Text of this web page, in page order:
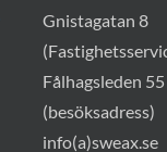
Gnistagatan 8
Fålhagsleden 55
(besöksadress)
info(a)sweax.se